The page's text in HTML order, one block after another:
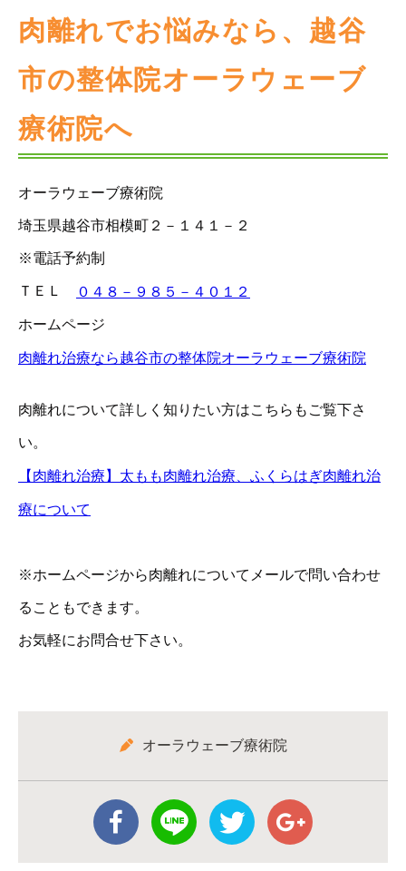
肉離れでお悩みなら、越谷
市の整体院オーラウェーブ
療術院へ
オーラウェーブ療術院
埼玉県越谷市相模町２－１４１－２
※電話予約制
ＴＥＬ ０４８－９８５－４０１２
ホームページ
肉離れ治療なら越谷市の整体院オーラウェーブ療術院
肉離れについて詳しく知りたい方はこちらもご覧下さ
い。
【肉離れ治療】太もも肉離れ治療、ふくらはぎ肉離れ治
療について
※ホームページから肉離れについてメールで問い合わせ
ることもできます。
お気軽にお問合せ下さい。
オーラウェーブ療術院